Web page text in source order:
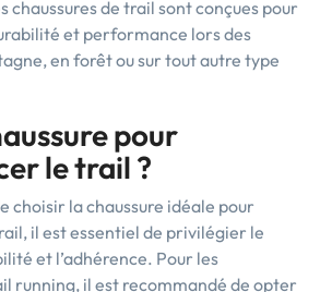
chaussures de trail sont conçues pour
et performance lors des
en forêt ou sur tout autre type
pour
le trail ?
choisir la chaussure idéale pour
il est essentiel de privilégier le
et l’adhérence. Pour les
running, il est recommandé de opter